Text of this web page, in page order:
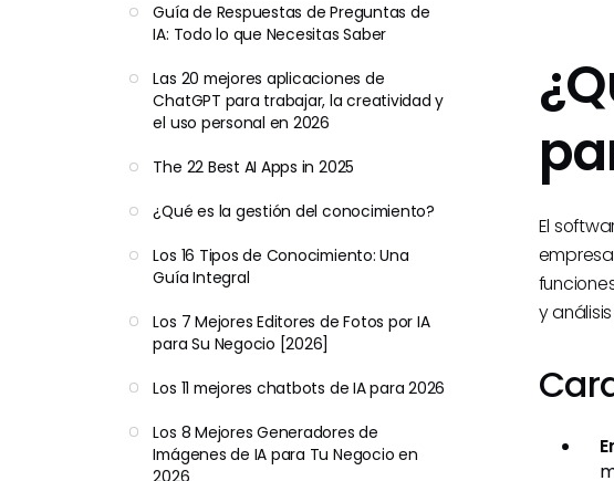
Guía de Respuestas de Preguntas de
IA: Todo lo que Necesitas Saber
Las 20 mejores aplicaciones de
ChatGPT para trabajar, la creatividad y
el uso personal en 2026
The 22 Best AI Apps in 2025
¿Qué es la gestión del conocimiento?
Los 16 Tipos de Conocimiento: Una
Guía Integral
Los 7 Mejores Editores de Fotos por IA
para Su Negocio [2026]
Los 11 mejores chatbots de IA para 2026
Los 8 Mejores Generadores de
Imágenes de IA para Tu Negocio en
2026
El
y